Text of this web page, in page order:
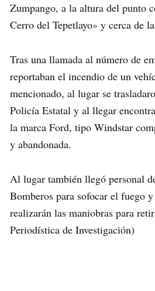
Zumpango, a la altura del punto
Cerro del Tepetlayo» y cerca de
Tras una llamada al número de
reportaban el incendio de un
mencionado, al lugar se
Policía Estatal y al llegar
la marca Ford, tipo Windstar
y abandonada.
Al lugar también llegó personal
Bomberos para sofocar el fuego
realizarán las maniobras para
Periodística de Investigación)